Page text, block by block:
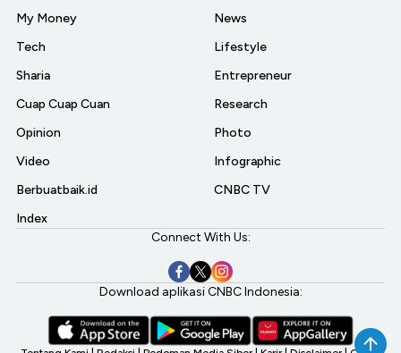
My Money
Tech
Sharia
Cuap Cuap Cuan
Opinion
Video
Berbuatbaik.id
Index
News
Lifestyle
Entrepreneur
Research
Photo
Infographic
CNBC TV
Connect With Us:
Download aplikasi CNBC Indonesia: